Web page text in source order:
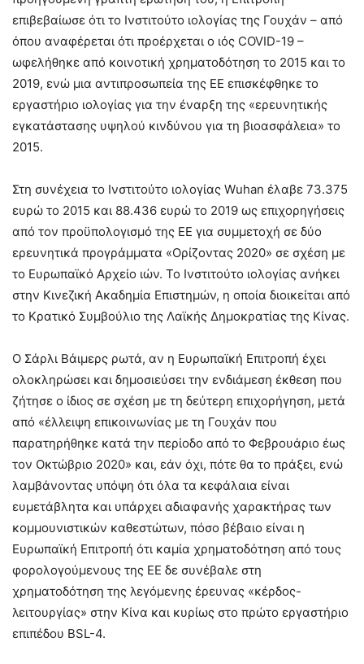
επιβεβαίωσε ότι το Ινστιτούτο ιολογίας της Γουχάν – από
όπου αναφέρεται ότι προέρχεται ο ιός COVID-19 –
ωφελήθηκε από κοινοτική χρηματοδότηση το 2015 και το
2019, ενώ μια αντιπροσωπεία της ΕΕ επισκέφθηκε το
εργαστήριο ιολογίας για την έναρξη της «ερευνητικής
εγκατάστασης υψηλού κινδύνου για τη βιοασφάλεια» το
2015.
Στη συνέχεια το Ινστιτούτο ιολογίας Wuhan έλαβε 73.375
ευρώ το 2015 και 88.436 ευρώ το 2019 ως επιχορηγήσεις
από τον προϋπολογισμό της ΕΕ για συμμετοχή σε δύο
ερευνητικά προγράμματα «Ορίζοντας 2020» σε σχέση με
το Ευρωπαϊκό Αρχείο ιών. Το Ινστιτούτο ιολογίας ανήκει
στην Κινεζική Ακαδημία Επιστημών, η οποία διοικείται από
το Κρατικό Συμβούλιο της Λαϊκής Δημοκρατίας της Κίνας.
Ο Σάρλι Βάιμερς ρωτά, αν η Ευρωπαϊκή Επιτροπή έχει
ολοκληρώσει και δημοσιεύσει την ενδιάμεση έκθεση που
ζήτησε ο ίδιος σε σχέση με τη δεύτερη επιχορήγηση, μετά
από «έλλειψη επικοινωνίας με τη Γουχάν που
παρατηρήθηκε κατά την περίοδο από το Φεβρουάριο έως
τον Οκτώβριο 2020» και, εάν όχι, πότε θα το πράξει, ενώ
λαμβάνοντας υπόψη ότι όλα τα κεφάλαια είναι
ευμετάβλητα και υπάρχει αδιαφανής χαρακτήρας των
κομμουνιστικών καθεστώτων, πόσο βέβαιο είναι η
Ευρωπαϊκή Επιτροπή ότι καμία χρηματοδότηση από τους
φορολογούμενους της ΕΕ δε συνέβαλε στη
χρηματοδότηση της λεγόμενης έρευνας «κέρδος-
λειτουργίας» στην Κίνα και κυρίως στο πρώτο εργαστήριο
επιπέδου BSL-4.